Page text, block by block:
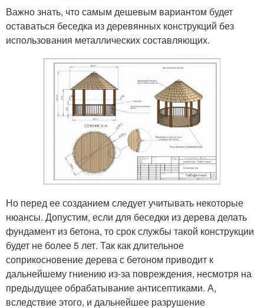
Важно знать, что самым дешевым вариантом будет
оставаться беседка из деревянных конструкций без
использования металлических составляющих.
Но перед ее созданием следует учитывать некоторые
нюансы. Допустим, если для беседки из дерева делать
фундамент из бетона, то срок службы такой конструкции
будет не более 5 лет. Так как длительное
соприкосновение дерева с бетоном приводит к
дальнейшему гниению из-за повреждения, несмотря на
предыдущее обрабатывание антисептиками. А,
вследствие этого, и дальнейшее разрушение